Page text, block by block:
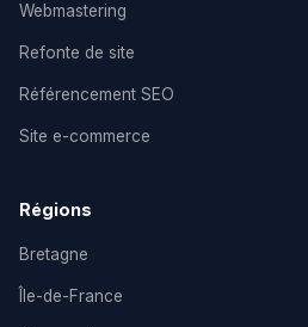
Webmastering
Refonte de site
Référencement SEO
Site e-commerce
Régions
Bretagne
Île-de-France